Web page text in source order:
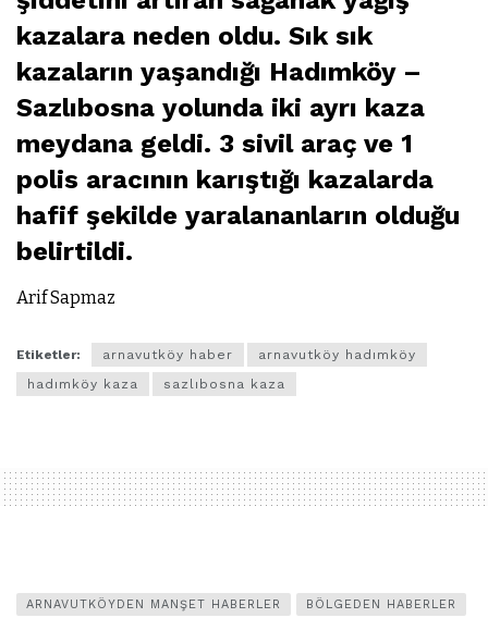
kazalara neden oldu. Sık sık
kazaların yaşandığı Hadımköy –
Sazlıbosna yolunda iki ayrı kaza
meydana geldi. 3 sivil araç ve 1
polis aracının karıştığı kazalarda
hafif şekilde yaralananların olduğu
belirtildi.
Arif Sapmaz
Etiketler: arnavutköy haber
arnavutköy hadımköy
hadımköy kaza
sazlıbosna kaza
ARNAVUTKÖYDEN MANŞET HABERLER BÖLGEDEN HABERLER